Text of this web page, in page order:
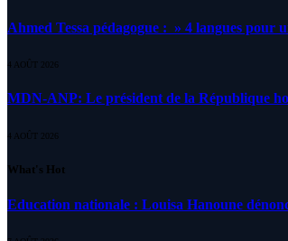
Ahmed Tessa pédagogue : » 4 langues pour
4 AOÛT 2026
MDN-ANP: Le président de la République
4 AOÛT 2026
What's Hot
Education nationale : Louisa Hanoune